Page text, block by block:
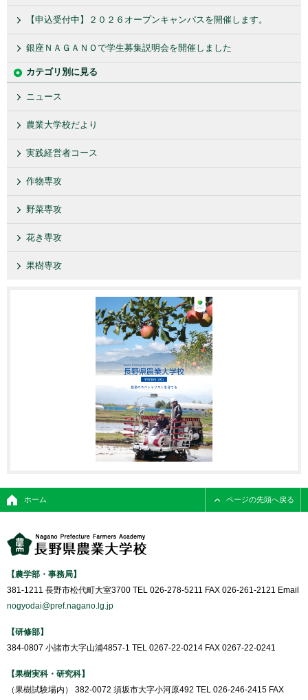
【申込受付中】２０２６オープンキャンパスを開催します。
銀座ＮＡＧＡＮＯで学生募集説明会を開催しました
カテゴリ別に見る
ニュース
農業大学校だより
実践経営者コース
作物専攻
野菜専攻
花き専攻
果樹専攻
ホーム ページの先頭へ戻る
【農学部・事務局】
381-1211 長野市松代町大室3700 TEL 026-278-5211 FAX 026-261-2121 Email
nogyodai@pref.nagano.lg.jp
【研修部】
384-0807 小諸市大字山浦4857-1 TEL 0267-22-0214 FAX 0267-22-0241
【果樹実科・研究科】
（果樹試験場内） 382-0072 須坂市大字小河原492 TEL 026-246-2415 FAX